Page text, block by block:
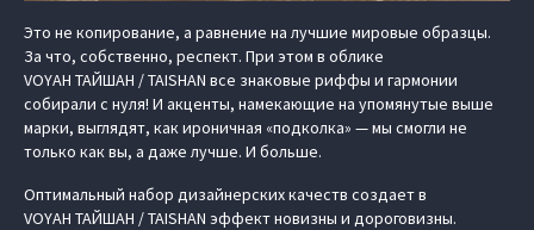
Это не копирование, а равнение на лучшие мировые образцы.
За что, собственно, респект. При этом в облике
VOYAH ТАЙШАН / TAISHAN все знаковые риффы и гармонии
собирали с нуля! И акценты, намекающие на упомянутые выше
марки, выглядят, как ироничная «подколка» — мы смогли не
только как вы, а даже лучше. И больше.
Оптимальный набор дизайнерских качеств создает в
VOYAH ТАЙШАН / TAISHAN эффект новизны и дороговизны.